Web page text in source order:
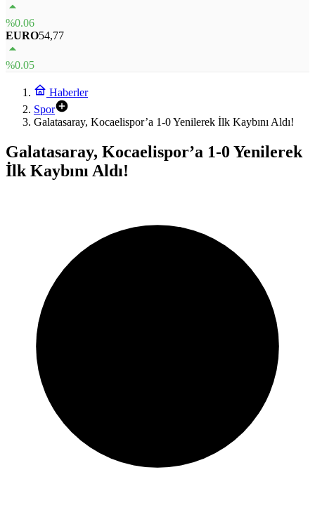
%0.06
EURO54,77
%0.05
Haberler
Spor
Galatasaray, Kocaelispor’a 1-0 Yenilerek İlk Kaybını Aldı!
Galatasaray, Kocaelispor’a 1-0 Yenilerek
İlk Kaybını Aldı!